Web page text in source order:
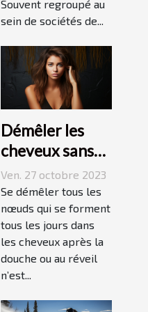
Souvent regroupé au
sein de sociétés de...
Démêler les
cheveux sans
difficulté et
sans douleur :
comment s’y
prendre ?
Ven. 27 octobre 2023
Se démêler tous les
nœuds qui se forment
tous les jours dans
les cheveux après la
douche ou au réveil
n’est...